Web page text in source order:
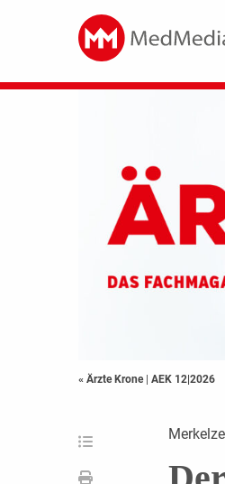
« Ärzte Krone | AEK 12|2026